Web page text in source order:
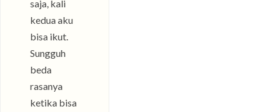
saja, kali
kedua aku
bisa ikut.
Sungguh
beda
rasanya
ketika bisa